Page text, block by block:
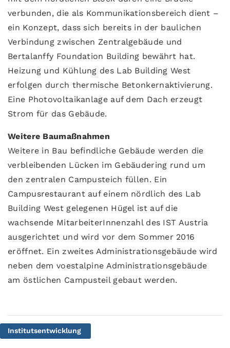
verbunden, die als Kommunikationsbereich dient –
ein Konzept, dass sich bereits in der baulichen
Verbindung zwischen Zentralgebäude und
Bertalanffy Foundation Building bewährt hat.
Heizung und Kühlung des Lab Building West
erfolgen durch thermische Betonkernaktivierung.
Eine Photovoltaikanlage auf dem Dach erzeugt
Strom für das Gebäude.
Weitere Baumaßnahmen
Weitere in Bau befindliche Gebäude werden die
verbleibenden Lücken im Gebäudering rund um
den zentralen Campusteich füllen. Ein
Campusrestaurant auf einem nördlich des Lab
Building West gelegenen Hügel ist auf die
wachsende MitarbeiterInnenzahl des IST Austria
ausgerichtet und wird vor dem Sommer 2016
eröffnet. Ein zweites Administrationsgebäude wird
neben dem voestalpine Administrationsgebäude
am östlichen Campusteil gebaut werden.
Institutsentwicklung